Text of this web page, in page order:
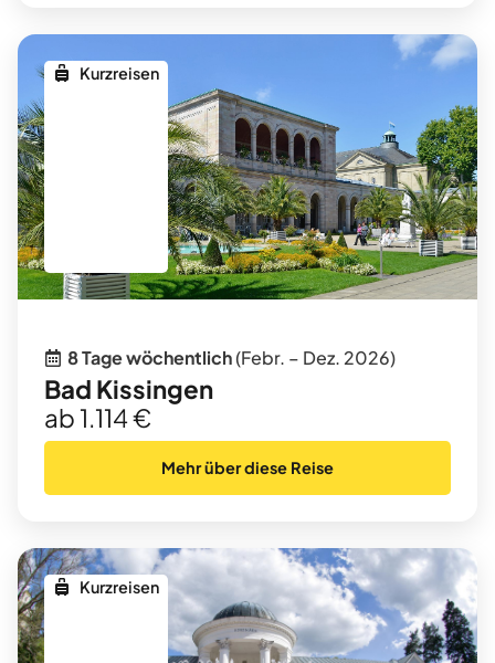
Kurzreisen
8 Tage wöchentlich(Febr. – Dez. 2026)
Bad Kissingen
ab 1.114 €
Mehr über diese Reise
Kurzreisen